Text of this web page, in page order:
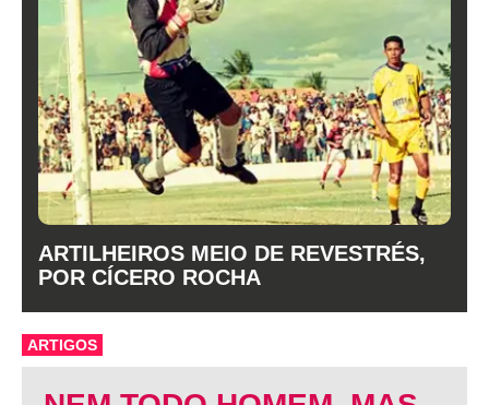
ARTILHEIROS MEIO DE REVESTRÉS,
POR CÍCERO ROCHA
ARTIGOS